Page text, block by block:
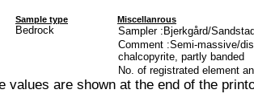
Sample type Miscellanrous
Bedrock
Sampler :Bjerkgård/
Comment :Semi-massive/
chalcopyrite, partly banded
No. of registrated element
values are shown at the end of the